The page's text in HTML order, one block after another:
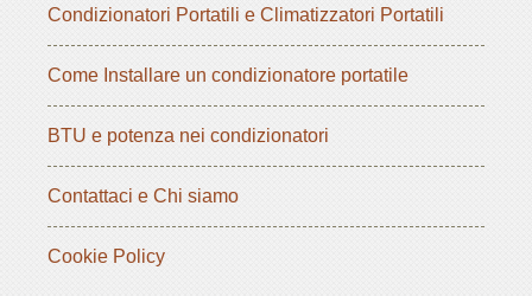
Condizionatori Portatili e Climatizzatori Portatili
Come Installare un condizionatore portatile
BTU e potenza nei condizionatori
Contattaci e Chi siamo
Cookie Policy